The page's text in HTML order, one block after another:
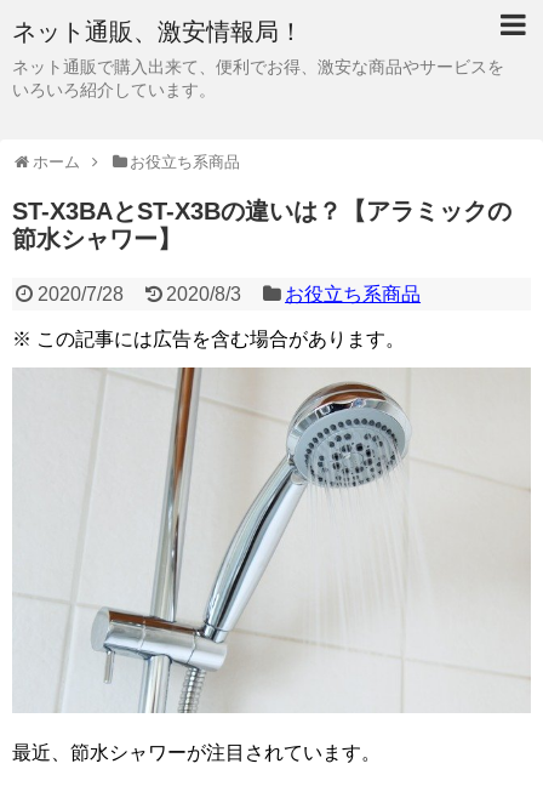
ネット通販、激安情報局！
ネット通販で購入出来て、便利でお得、激安な商品やサービスを
いろいろ紹介しています。
ホーム お役立ち系商品
ST-X3BAとST-X3Bの違いは？【アラミックの
節水シャワー】
2020/7/28 2020/8/3 お役立ち系商品
※ この記事には広告を含む場合があります。
最近、節水シャワーが注目されています。